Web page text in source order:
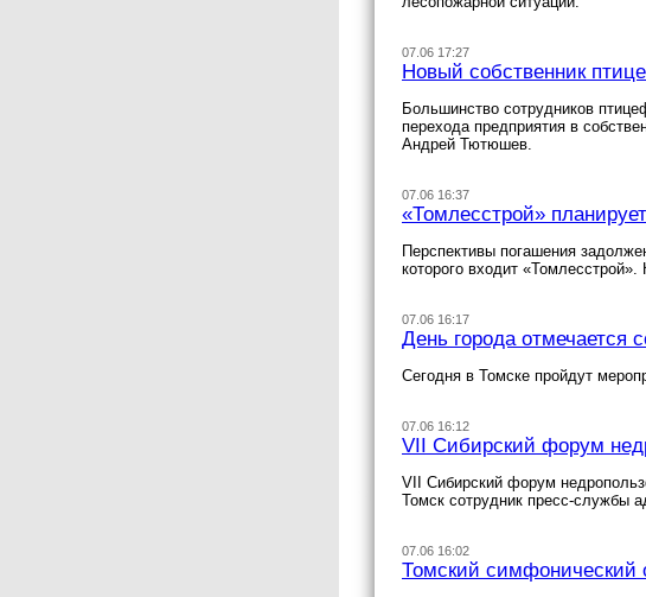
07.06 17:27
Новый собственник
Большинство сотрудников
перехода предприятия в
Андрей Тютюшев.
07.06 16:37
«Томлесстрой»
Перспективы погашения
которого входит
07.06 16:17
День города отмечается
Сегодня в Томске пройдут
07.06 16:12
VII Сибирский форум
VII Сибирский форум
Томск сотрудник пресс-службы
07.06 16:02
Томский симфонический